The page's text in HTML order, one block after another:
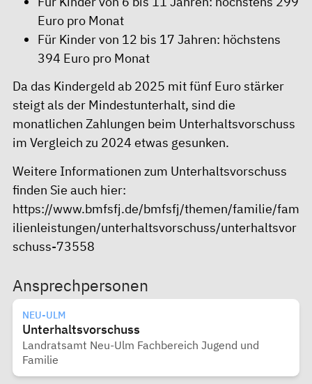
Euro pro Monat
Für Kinder von 12 bis 17 Jahren: höchstens
394 Euro pro Monat
Da das Kindergeld ab 2025 mit fünf Euro stärker
steigt als der Mindestunterhalt, sind die
monatlichen Zahlungen beim Unterhaltsvorschuss
im Vergleich zu 2024 etwas gesunken.
Weitere Informationen zum Unterhaltsvorschuss
finden Sie auch hier:
https://www.bmfsfj.de/bmfsfj/themen/familie/fam
ilienleistungen/unterhaltsvorschuss/unterhaltsvor
schuss-73558
Ansprechpersonen
NEU-ULM
Unterhaltsvorschuss
Landratsamt Neu-Ulm Fachbereich Jugend und
Familie